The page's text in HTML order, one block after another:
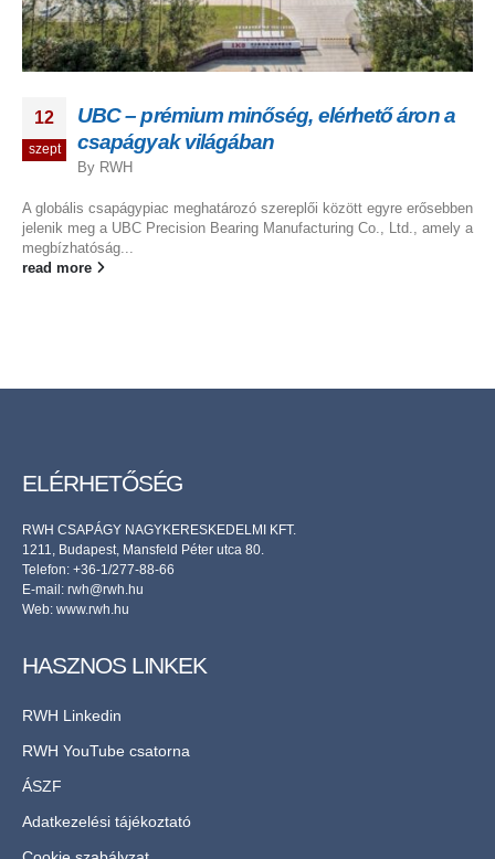
12
szept
UBC – prémium minőség, elérhető áron a
csapágyak világában
By RWH
A globális csapágypiac meghatározó szereplői között egyre erősebben
jelenik meg a UBC Precision Bearing Manufacturing Co., Ltd., amely a
megbízhatóság...
read more
ELÉRHETŐSÉG
RWH CSAPÁGY NAGYKERESKEDELMI KFT.
1211, Budapest, Mansfeld Péter utca 80.
Telefon: +36-1/277-88-66
E-mail: rwh@rwh.hu
Web: www.rwh.hu
HASZNOS LINKEK
RWH Linkedin
RWH YouTube csatorna
ÁSZF
Adatkezelési tájékoztató